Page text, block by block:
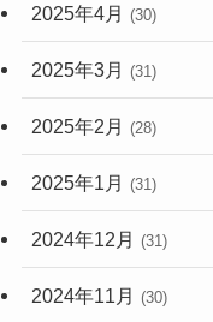
2025年4月 (30)
2025年3月 (31)
2025年2月 (28)
2025年1月 (31)
2024年12月 (31)
2024年11月 (30)